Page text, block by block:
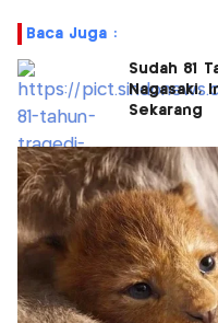
Baca Juga :
Sudah 81
Nagasaki,
Sekarang